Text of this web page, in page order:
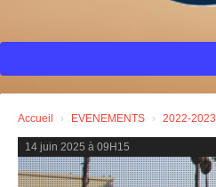
Accueil EVENEMENTS 2022-2023
14 juin 2025 à 09H15